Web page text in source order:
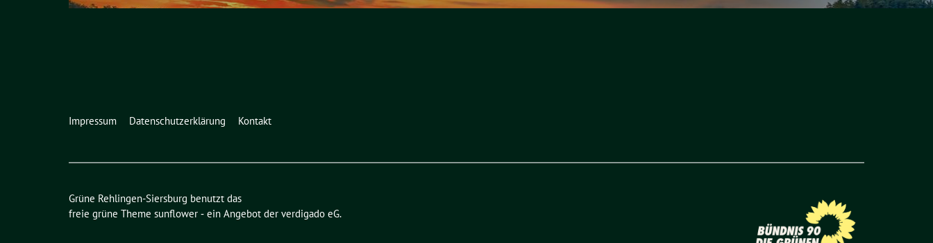
Impressum Datenschutzerklärung Kontakt
Grüne Rehlingen-Siersburg benutzt das
freie grüne Theme sunflower ‐ ein Angebot der verdigado eG.